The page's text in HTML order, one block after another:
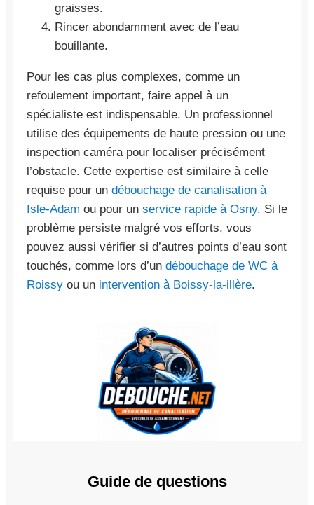
graisses.
Rincer abondamment avec de l’eau
bouillante.
Pour les cas plus complexes, comme un
refoulement important, faire appel à un
spécialiste est indispensable. Un professionnel
utilise des équipements de haute pression ou une
inspection caméra pour localiser précisément
l’obstacle. Cette expertise est similaire à celle
requise pour un débouchage de canalisation à
Isle-Adam ou pour un service rapide à Osny. Si le
problème persiste malgré vos efforts, vous
pouvez aussi vérifier si d’autres points d’eau sont
touchés, comme lors d’un débouchage de WC à
Roissy ou un intervention à Boissy-la-illère.
Guide de questions